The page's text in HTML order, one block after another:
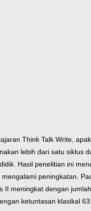
Think Talk Write,
lebih dari satu siklus
Hasil penelitian ini
peningkatan.
meningkat dengan
ketuntasan klasikal